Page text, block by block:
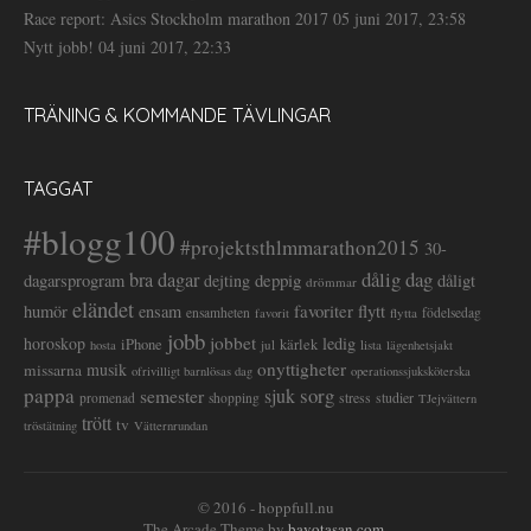
Race report: Asics Stockholm marathon 2017 05 juni 2017, 23:58
Nytt jobb! 04 juni 2017, 22:33
TRÄNING & KOMMANDE TÄVLINGAR
TAGGAT
#blogg100 #projektsthlmmarathon2015 30-
dagarsprogram bra dagar dejting deppig drömmar dålig dag dåligt
humör eländet ensam ensamheten favorit favoriter flytt flytta födelsedag
horoskop hosta iPhone jobb jobbet jul kärlek ledig lista lägenhetsjakt
missarna musik ofrivilligt barnlösas dag onyttigheter operationssjuksköterska
pappa promenad semester shopping sjuk sorg stress studier TJejvättern
tröstätning trött tv Vätternrundan
© 2016 - hoppfull.nu